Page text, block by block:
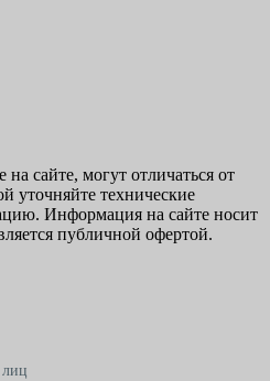
сайте, могут отличаться от
уточняйте технические
Информация на сайте носит
публичной офертой.